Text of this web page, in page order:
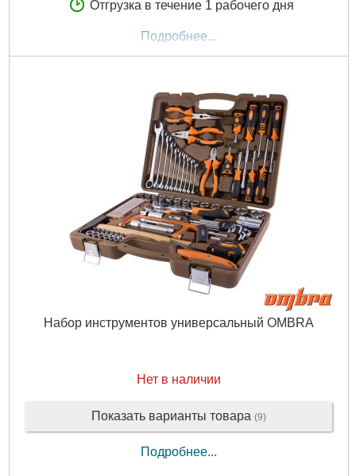
Отгрузка в течение 1 рабочего дня
Подробнее...
Набор инструментов универсальный OMBRA
Нет в наличии
Показать варианты товара (9)
Подробнее...